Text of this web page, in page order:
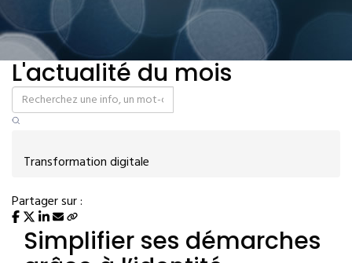
L'actualité du mois
Transformation digitale
Partager sur :
Simplifier ses démarches